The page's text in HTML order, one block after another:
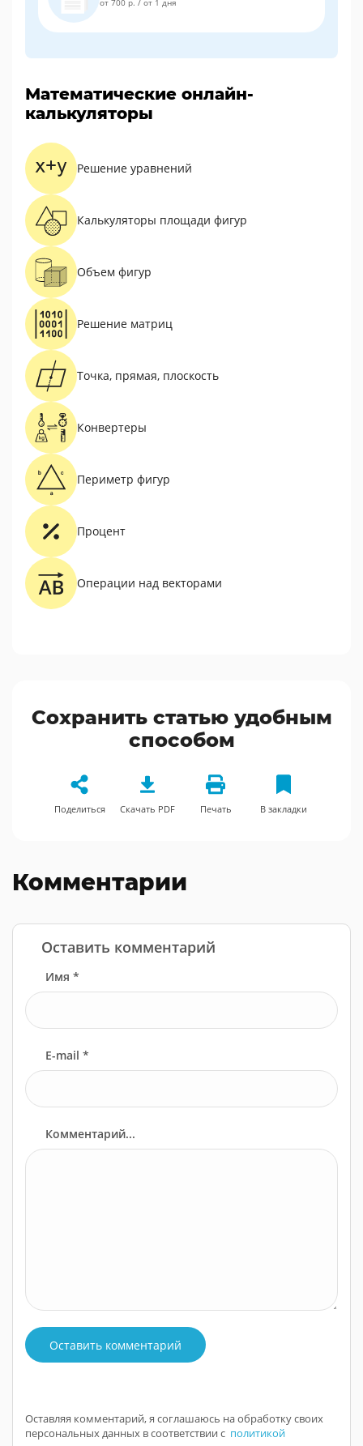
от 700 р. / от 1 дня
Математические онлайн-
калькуляторы
Решение уравнений
Калькуляторы площади фигур
Объем фигур
Решение матриц
Точка, прямая, плоскость
Конвертеры
Периметр фигур
Процент
Операции над векторами
Сохранить статью удобным
способом
Поделиться Скачать PDF Печать В закладки
Комментарии
Оставить комментарий
Имя *
E-mail *
Комментарий...
Оставить комментарий
Оставляя комментарий, я соглашаюсь на обработку своих
персональных данных в соответствии с политикой